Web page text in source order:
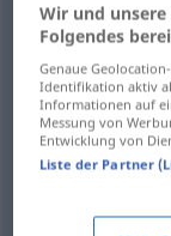
Schmaltef
Smaltef smalt
Kobalt-,
Kobaltglasn
Wir und
Folgendes
Genaue
Identifikation aktiv
Informationen auf
Messung von
Entwicklung von
Liste der Partner